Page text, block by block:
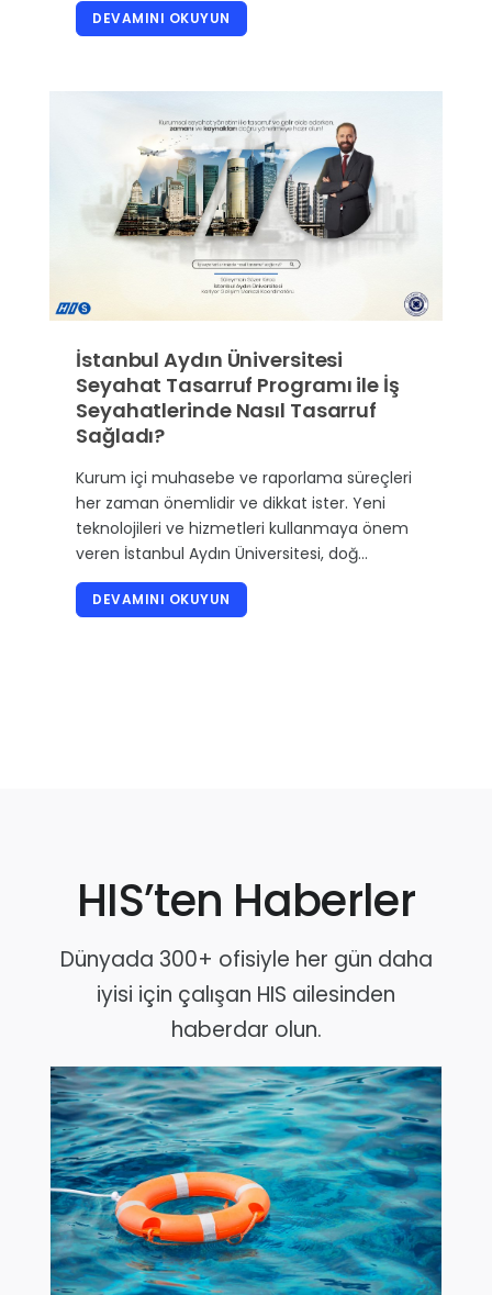
DEVAMINI OKUYUN
İstanbul Aydın Üniversitesi
Seyahat Tasarruf Programı ile İş
Seyahatlerinde Nasıl Tasarruf
Sağladı?
Kurum içi muhasebe ve raporlama süreçleri
her zaman önemlidir ve dikkat ister. Yeni
teknolojileri ve hizmetleri kullanmaya önem
veren İstanbul Aydın Üniversitesi, doğ…
DEVAMINI OKUYUN
HIS’ten Haberler
Dünyada 300+ ofisiyle her gün daha
iyisi için çalışan HIS ailesinden
haberdar olun.